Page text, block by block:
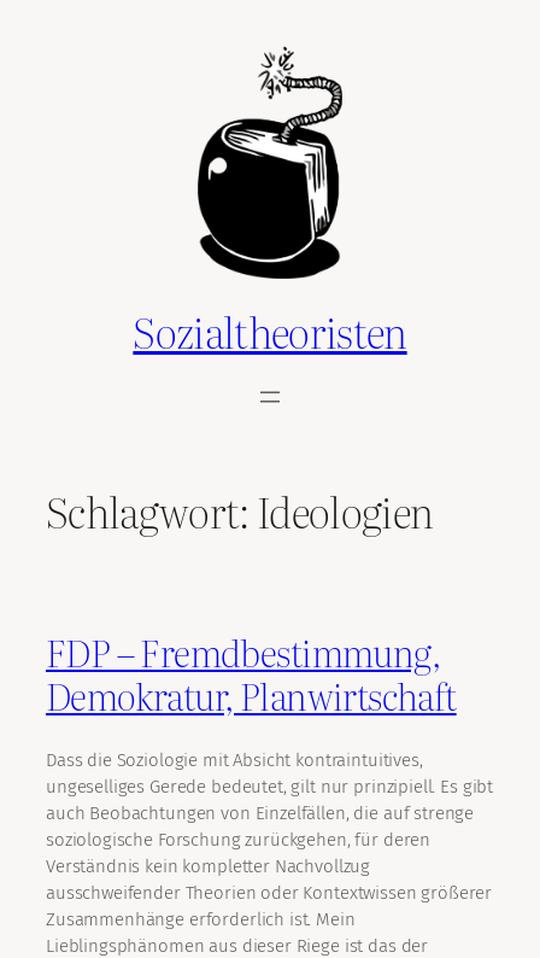
Sozialtheoristen
Schlagwort: Ideologien
FDP – Fremdbestimmung,
Demokratur, Planwirtschaft
Dass die Soziologie mit Absicht kontraintuitives,
ungeselliges Gerede bedeutet, gilt nur prinzipiell. Es gibt
auch Beobachtungen von Einzelfällen, die auf strenge
soziologische Forschung zurückgehen, für deren
Verständnis kein kompletter Nachvollzug
ausschweifender Theorien oder Kontextwissen größerer
Zusammenhänge erforderlich ist. Mein
Lieblingsphänomen aus dieser Riege ist das der